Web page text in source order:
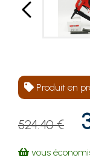
Produit en
524.40 €
vous